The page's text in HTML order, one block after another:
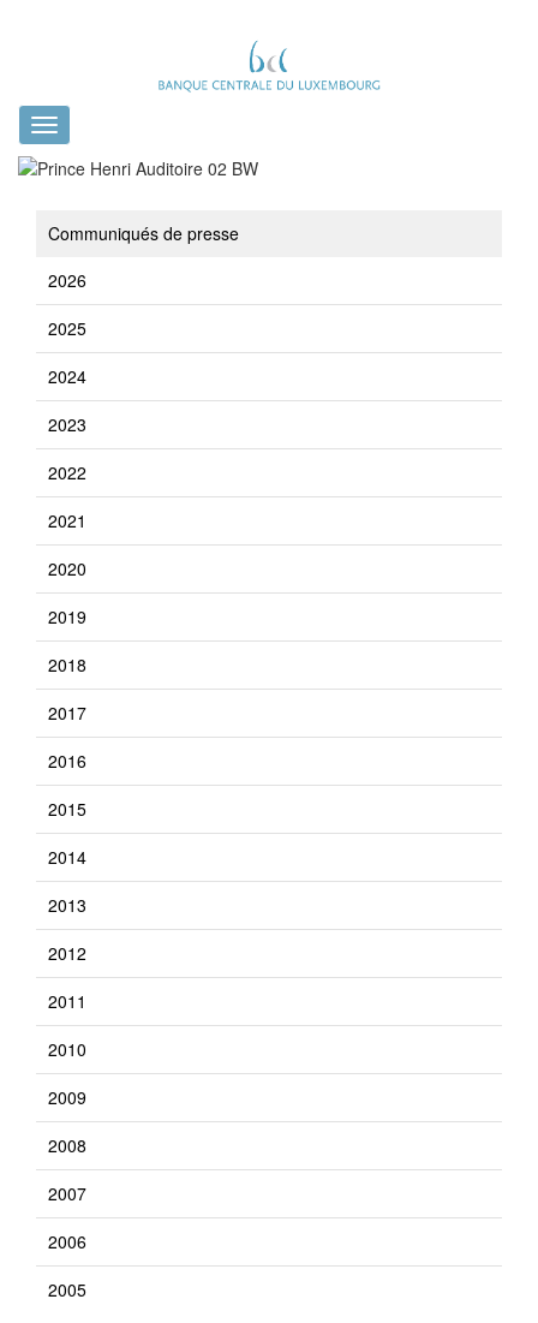
Toggle
navigation
Communiqués de presse
2026
2025
2024
2023
2022
2021
2020
2019
2018
2017
2016
2015
2014
2013
2012
2011
2010
2009
2008
2007
2006
2005